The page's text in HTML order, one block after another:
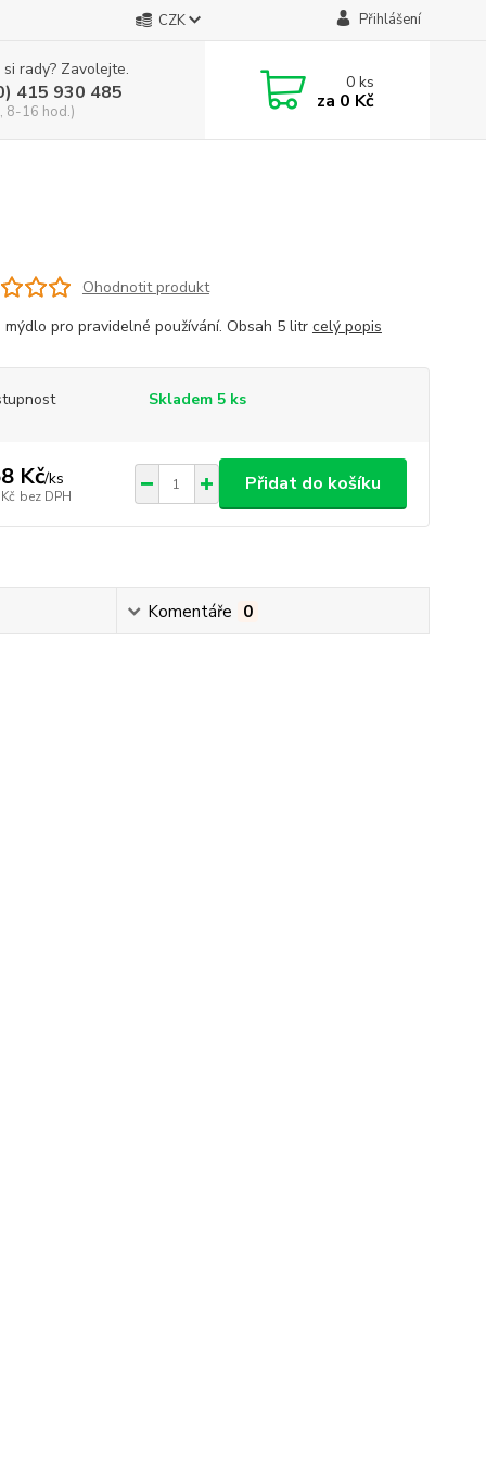
CZK Přihlášení
rady? Zavolejte.
415 930 485
8-16 hod.)
0ks
za 0 Kč
Ohodnotit produkt
pro pravidelné používání. Obsah 5 litr celý popis
Skladem 5 ks
Kč/ks
bez DPH
Přidat do košíku
Komentáře 0